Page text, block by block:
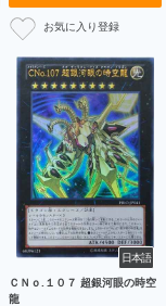
日本語
ＣＮｏ.１０７ 超銀河眼の時空
龍